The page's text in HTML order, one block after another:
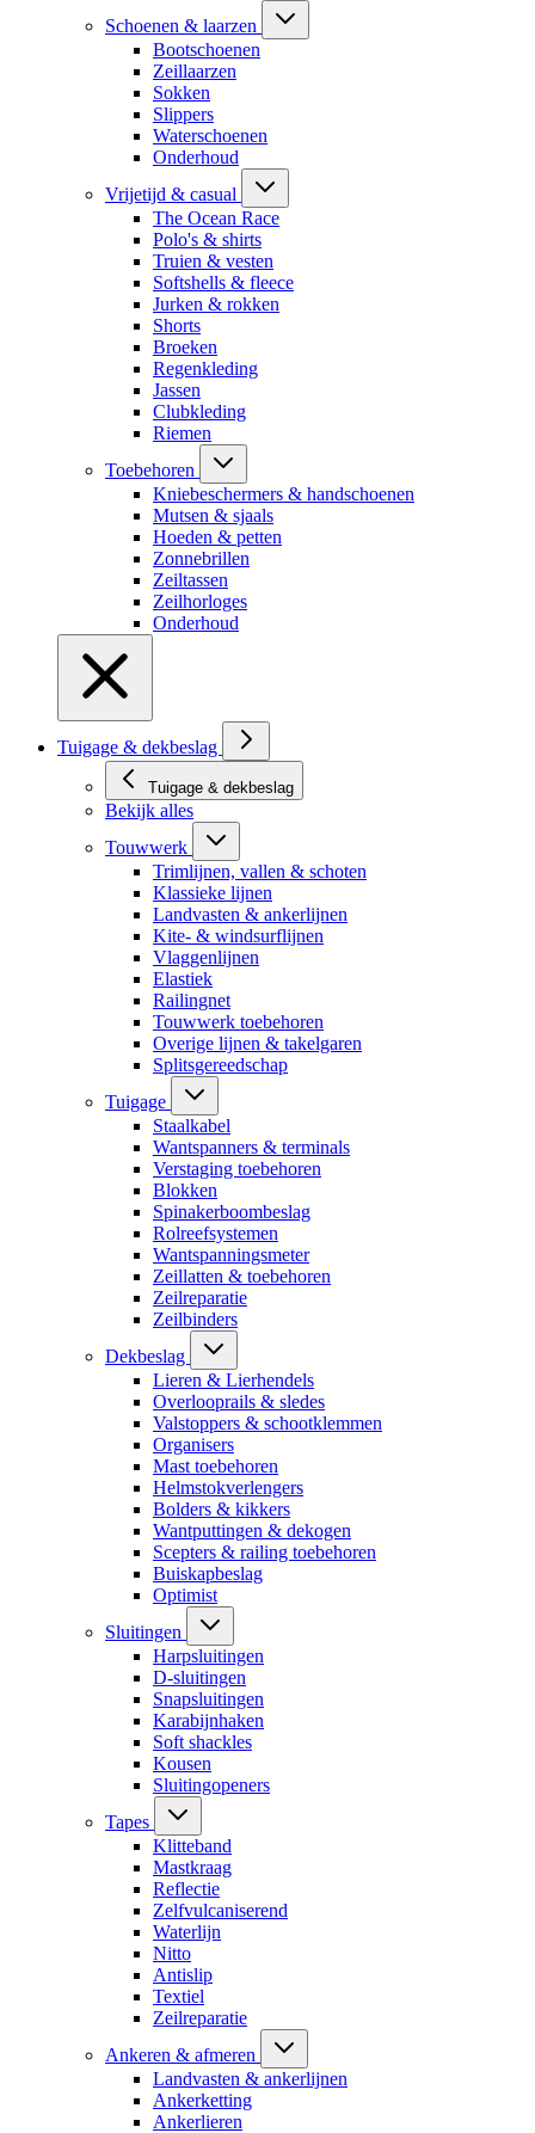
Schoenen & laarzen
Bootschoenen
Zeillaarzen
Sokken
Slippers
Waterschoenen
Onderhoud
Vrijetijd & casual
The Ocean Race
Polo's & shirts
Truien & vesten
Softshells & fleece
Jurken & rokken
Shorts
Broeken
Regenkleding
Jassen
Clubkleding
Riemen
Toebehoren
Kniebeschermers & handschoenen
Mutsen & sjaals
Hoeden & petten
Zonnebrillen
Zeiltassen
Zeilhorloges
Onderhoud
Tuigage & dekbeslag
Tuigage & dekbeslag
Bekijk alles
Touwwerk
Trimlijnen, vallen & schoten
Klassieke lijnen
Landvasten & ankerlijnen
Kite- & windsurflijnen
Vlaggenlijnen
Elastiek
Railingnet
Touwwerk toebehoren
Overige lijnen & takelgaren
Splitsgereedschap
Tuigage
Staalkabel
Wantspanners & terminals
Verstaging toebehoren
Blokken
Spinakerboombeslag
Rolreefsystemen
Wantspanningsmeter
Zeillatten & toebehoren
Zeilreparatie
Zeilbinders
Dekbeslag
Lieren & Lierhendels
Overlooprails & sledes
Valstoppers & schootklemmen
Organisers
Mast toebehoren
Helmstokverlengers
Bolders & kikkers
Wantputtingen & dekogen
Scepters & railing toebehoren
Buiskapbeslag
Optimist
Sluitingen
Harpsluitingen
D-sluitingen
Snapsluitingen
Karabijnhaken
Soft shackles
Kousen
Sluitingopeners
Tapes
Klitteband
Mastkraag
Reflectie
Zelfvulcaniserend
Waterlijn
Nitto
Antislip
Textiel
Zeilreparatie
Ankeren & afmeren
Landvasten & ankerlijnen
Ankerketting
Ankerlieren